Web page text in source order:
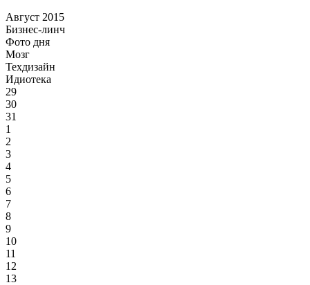
Август 2015
Бизнес-линч
Фото дня
Мозг
Техдизайн
Идиотека
29
30
31
1
2
3
4
5
6
7
8
9
10
11
12
13